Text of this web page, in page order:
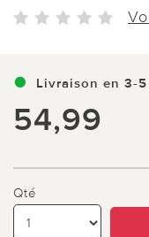
Livraison en 3-
54,99
Qté